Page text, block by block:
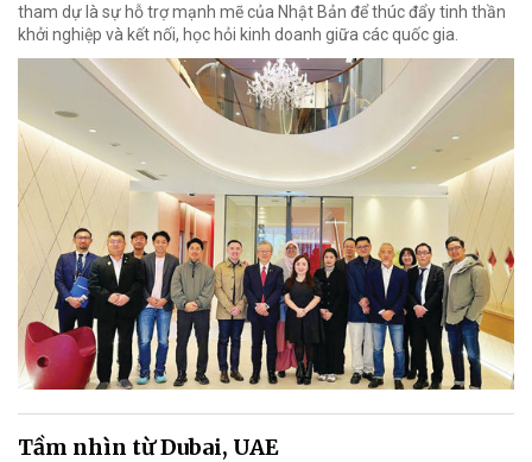
tham dự là sự hỗ trợ mạnh mẽ của Nhật Bản để thúc đẩy tinh thần
khởi nghiệp và kết nối, học hỏi kinh doanh giữa các quốc gia.
Tầm nhìn từ Dubai, UAE